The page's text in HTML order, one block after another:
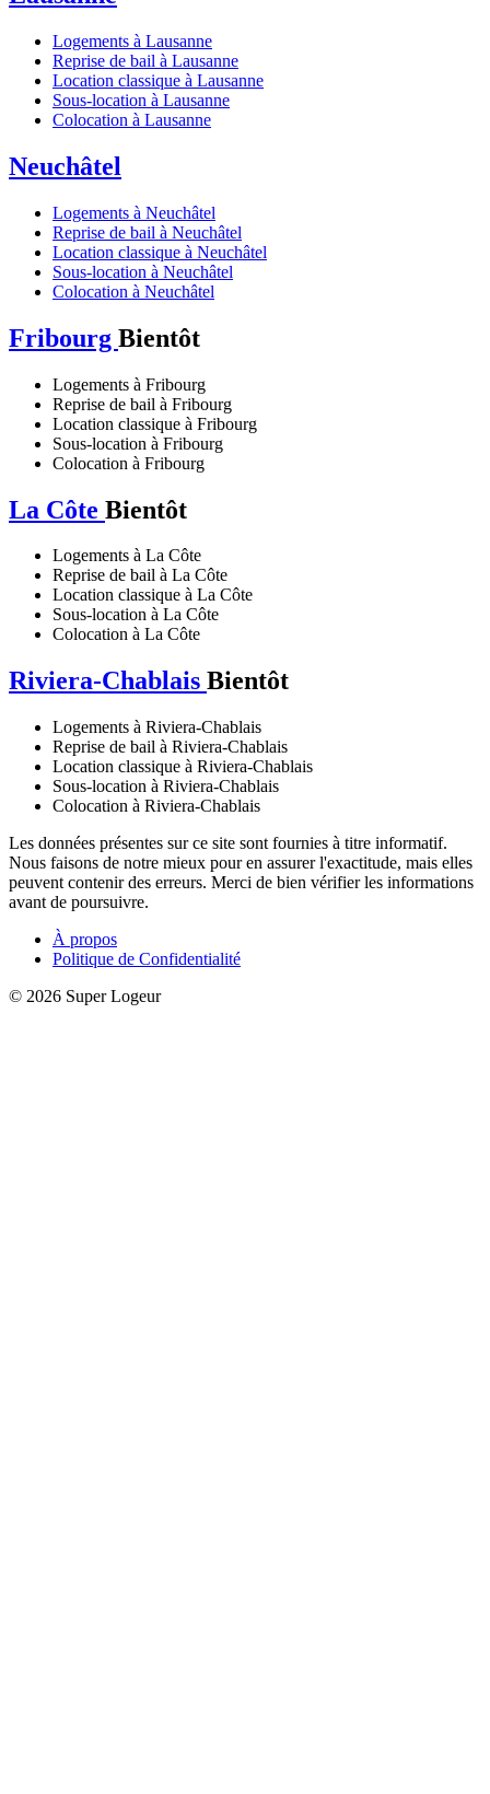
Logements à Lausanne
Reprise de bail à Lausanne
Location classique à Lausanne
Sous-location à Lausanne
Colocation à Lausanne
Neuchâtel
Logements à Neuchâtel
Reprise de bail à Neuchâtel
Location classique à Neuchâtel
Sous-location à Neuchâtel
Colocation à Neuchâtel
Fribourg Bientôt
Logements à Fribourg
Reprise de bail à Fribourg
Location classique à Fribourg
Sous-location à Fribourg
Colocation à Fribourg
La Côte Bientôt
Logements à La Côte
Reprise de bail à La Côte
Location classique à La Côte
Sous-location à La Côte
Colocation à La Côte
Riviera-Chablais Bientôt
Logements à Riviera-Chablais
Reprise de bail à Riviera-Chablais
Location classique à Riviera-Chablais
Sous-location à Riviera-Chablais
Colocation à Riviera-Chablais
Les données présentes sur ce site sont fournies à titre informatif.
Nous faisons de notre mieux pour en assurer l'exactitude, mais elles
peuvent contenir des erreurs. Merci de bien vérifier les informations
avant de poursuivre.
À propos
Politique de Confidentialité
© 2026 Super Logeur